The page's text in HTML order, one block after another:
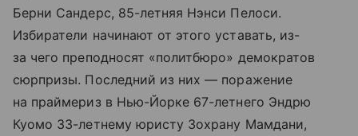
Берни Сандерс, 85-летняя Нэнси Пелоси.
Избиратели начинают от этого уставать, из-
за чего преподносят «политбюро» демократов
сюрпризы. Последний из них — поражение
на праймериз в Нью-Йорке 67-летнего Эндрю
Куомо 33-летнему юристу Зохрану Мамдани,